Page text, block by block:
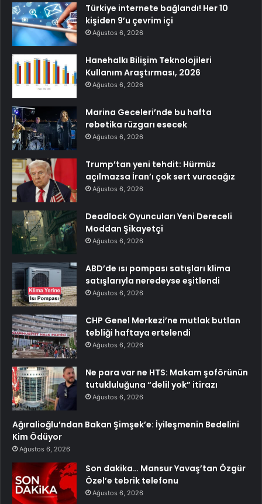
Türkiye internete bağlandı! Her 10
kişiden 9’u çevrim içi
Ağustos 6, 2026
Hanehalkı Bilişim Teknolojileri
Kullanım Araştırması, 2026
Ağustos 6, 2026
Marina Geceleri’nde bu hafta
rebetika rüzgarı esecek
Ağustos 6, 2026
Trump’tan yeni tehdit: Hürmüz
açılmazsa İran’ı çok sert vuracağız
Ağustos 6, 2026
Deadlock Oyuncuları Yeni Dereceli
Moddan Şikayetçi
Ağustos 6, 2026
ABD’de ısı pompası satışları klima
satışlarıyla neredeyse eşitlendi
Ağustos 6, 2026
CHP Genel Merkezi’ne mutlak butlan
tebliği haftaya ertelendi
Ağustos 6, 2026
Ne para var ne HTS: Makam şoförünün
tutukluluğuna “delil yok” itirazı
Ağustos 6, 2026
Ağıralioğlu’ndan Bakan Şimşek’e: İyileşmenin Bedelini
Kim Ödüyor
Ağustos 6, 2026
Son dakika… Mansur Yavaş’tan Özgür
Özel’e tebrik telefonu
Ağustos 6, 2026